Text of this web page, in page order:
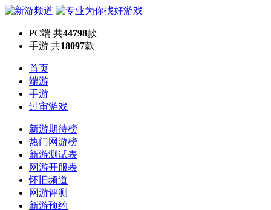
PC端 共44798款
手游 共18097款
首页
端游
手游
过审游戏
新游期待榜
热门网游榜
新游测试表
网游开服表
怀旧频道
网游评测
新游预约